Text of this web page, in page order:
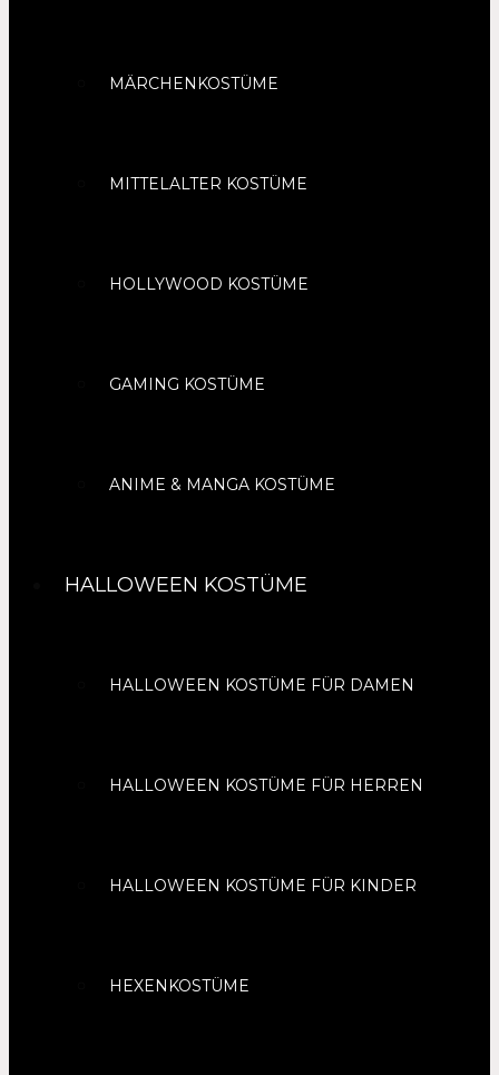
MÄRCHENKOSTÜME
MITTELALTER KOSTÜME
HOLLYWOOD KOSTÜME
GAMING KOSTÜME
ANIME & MANGA KOSTÜME
HALLOWEEN KOSTÜME
HALLOWEEN KOSTÜME FÜR DAMEN
HALLOWEEN KOSTÜME FÜR HERREN
HALLOWEEN KOSTÜME FÜR KINDER
HEXENKOSTÜME